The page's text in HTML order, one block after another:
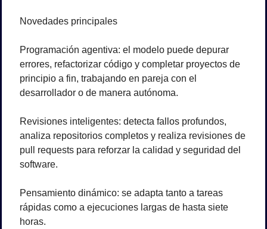
Novedades principales
Programación agentiva: el modelo puede depurar
errores, refactorizar código y completar proyectos de
principio a fin, trabajando en pareja con el
desarrollador o de manera autónoma.
Revisiones inteligentes: detecta fallos profundos,
analiza repositorios completos y realiza revisiones de
pull requests para reforzar la calidad y seguridad del
software.
Pensamiento dinámico: se adapta tanto a tareas
rápidas como a ejecuciones largas de hasta siete
horas.